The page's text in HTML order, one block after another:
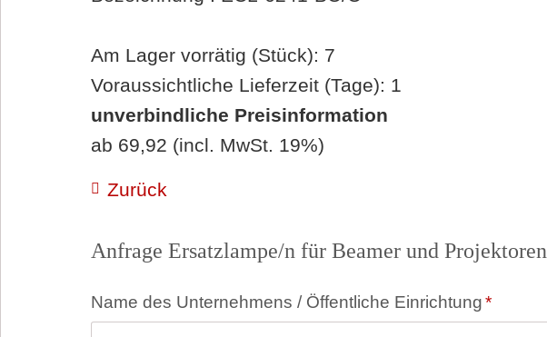
Am Lager vorrätig (Stück): 7
Voraussichtliche Lieferzeit (Tage): 1
unverbindliche Preisinformation
ab 69,92 (incl. MwSt. 19%)
Zurück
Anfrage Ersatzlampe/n für Beamer und Projektoren
Pflichtfeld
Name des Unternehmens / Öffentliche Einrichtung*